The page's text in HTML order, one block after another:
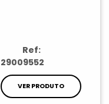
Ref:
29009552
VER PRODUTO